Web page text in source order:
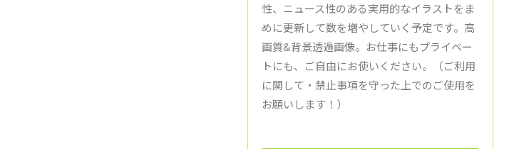
性、ニュース性のある実用的なイラストをま
めに更新して数を増やしていく予定です。高
画質&背景透過画像。お仕事にもプライベー
トにも、ご自由にお使いください。（ご利用
に関して・禁止事項を守った上でのご使用を
お願いします！）